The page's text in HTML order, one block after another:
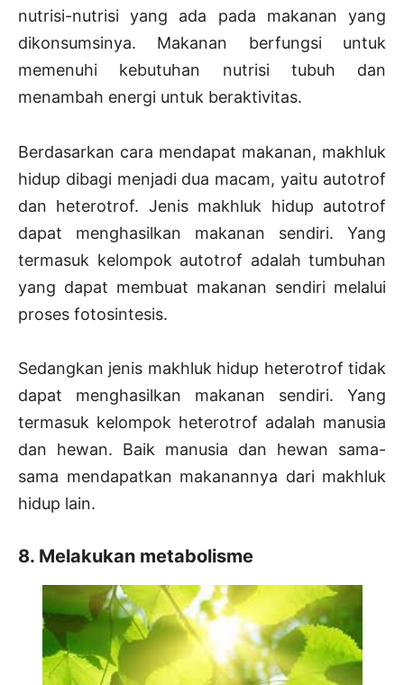
nutrisi-nutrisi yang ada pada makanan yang
dikonsumsinya. Makanan berfungsi untuk
memenuhi kebutuhan nutrisi tubuh dan
menambah energi untuk beraktivitas.
Berdasarkan cara mendapat makanan, makhluk
hidup dibagi menjadi dua macam, yaitu autotrof
dan heterotrof. Jenis makhluk hidup autotrof
dapat menghasilkan makanan sendiri. Yang
termasuk kelompok autotrof adalah tumbuhan
yang dapat membuat makanan sendiri melalui
proses fotosintesis.
Sedangkan jenis makhluk hidup heterotrof tidak
dapat menghasilkan makanan sendiri. Yang
termasuk kelompok heterotrof adalah manusia
dan hewan. Baik manusia dan hewan sama-
sama mendapatkan makanannya dari makhluk
hidup lain.
8. Melakukan metabolisme